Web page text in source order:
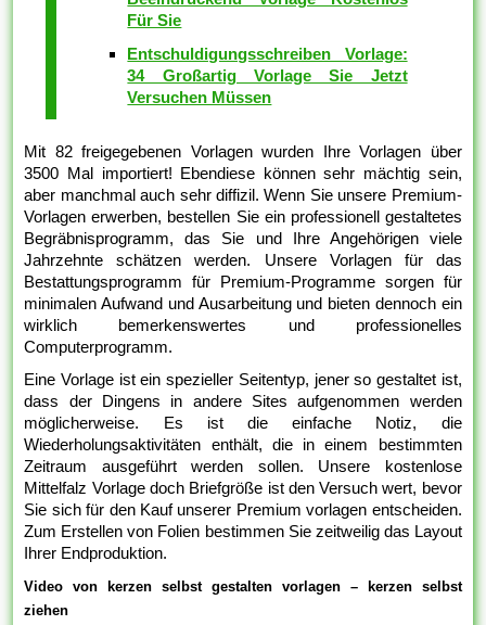
Für Sie
Entschuldigungsschreiben Vorlage:
34 Großartig Vorlage Sie Jetzt
Versuchen Müssen
Mit 82 freigegebenen Vorlagen wurden Ihre Vorlagen über
3500 Mal importiert! Ebendiese können sehr mächtig sein,
aber manchmal auch sehr diffizil. Wenn Sie unsere Premium-
Vorlagen erwerben, bestellen Sie ein professionell gestaltetes
Begräbnisprogramm, das Sie und Ihre Angehörigen viele
Jahrzehnte schätzen werden. Unsere Vorlagen für das
Bestattungsprogramm für Premium-Programme sorgen für
minimalen Aufwand und Ausarbeitung und bieten dennoch ein
wirklich bemerkenswertes und professionelles
Computerprogramm.
Eine Vorlage ist ein spezieller Seitentyp, jener so gestaltet ist,
dass der Dingens in andere Sites aufgenommen werden
möglicherweise. Es ist die einfache Notiz, die
Wiederholungsaktivitäten enthält, die in einem bestimmten
Zeitraum ausgeführt werden sollen. Unsere kostenlose
Mittelfalz Vorlage doch Briefgröße ist den Versuch wert, bevor
Sie sich für den Kauf unserer Premium vorlagen entscheiden.
Zum Erstellen von Folien bestimmen Sie zeitweilig das Layout
Ihrer Endproduktion.
Video von kerzen selbst gestalten vorlagen – kerzen selbst
ziehen